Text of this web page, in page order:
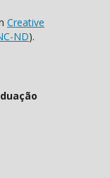
Creative
ND).